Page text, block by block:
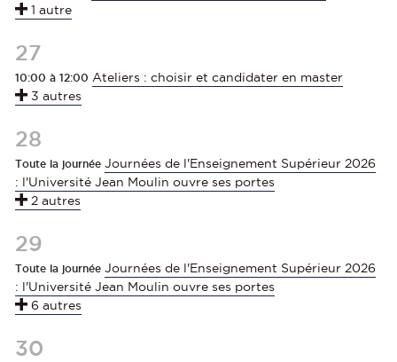
1 autre
27
10:00 à 12:00 Ateliers : choisir et candidater en master
3 autres
28
Toute la journée Journées de l'Enseignement Supérieur 2026
: l'Université Jean Moulin ouvre ses portes
2 autres
29
Toute la journée Journées de l'Enseignement Supérieur 2026
: l'Université Jean Moulin ouvre ses portes
6 autres
30